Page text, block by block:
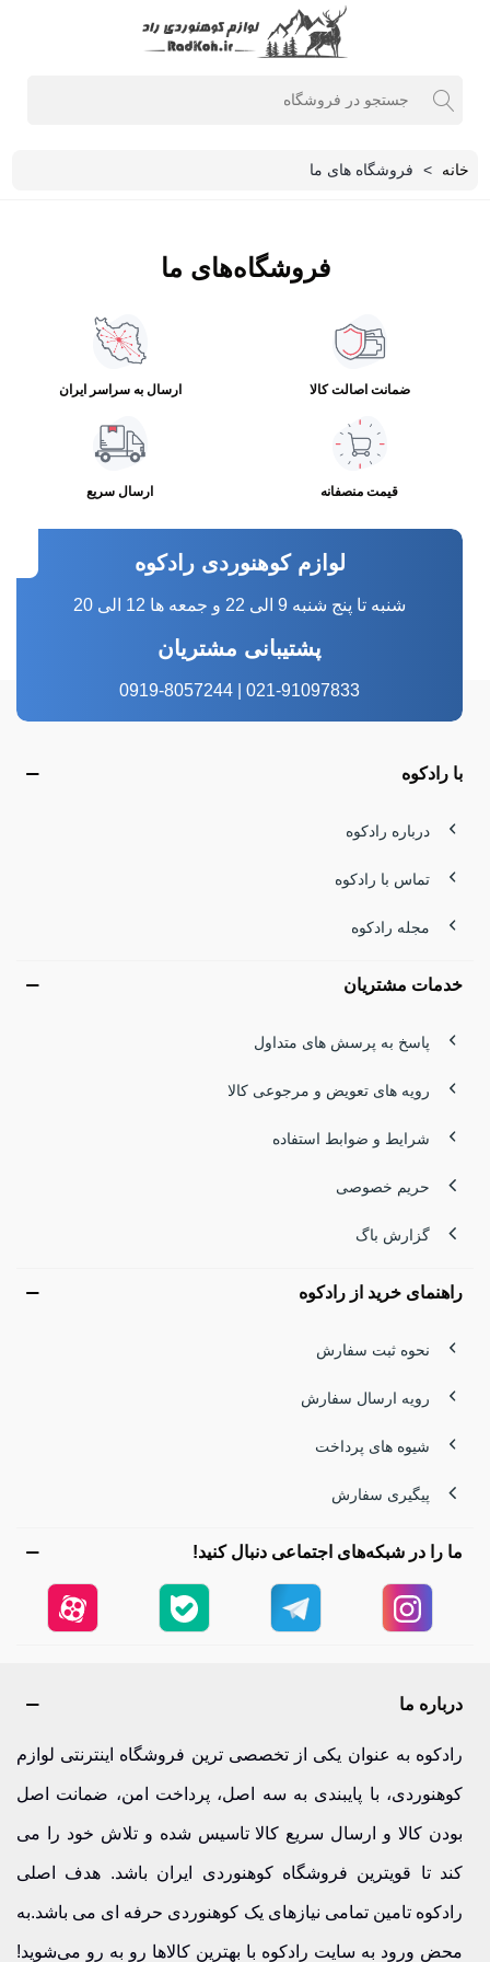
خانه > فروشگاه های ما
فروشگاه‌های ما
ضمانت اصالت کالا ارسال به سراسر ایران
قیمت منصفانه ارسال سریع
لوازم کوهنوردی رادکوه
شنبه تا پنج شنبه 9 الی 22 و جمعه ها 12 الی 20
پشتیبانی مشتریان
021-91097833 | 0919-8057244
با رادکوه
درباره رادکوه
تماس با رادکوه
مجله رادکوه
خدمات مشتریان
پاسخ به پرسش های متداول
رویه های تعویض و مرجوعی کالا
شرایط و ضوابط استفاده
حریم خصوصی
گزارش باگ
راهنمای خرید از رادکوه
نحوه ثبت سفارش
رویه ارسال سفارش
شیوه های پرداخت
پیگیری سفارش
ما را در شبکه‌های اجتماعی دنبال کنید!
درباره ما
رادکوه به عنوان یکی از تخصصی ترین فروشگاه اینترنتی لوازم
کوهنوردی، با پایبندی به سه اصل، پرداخت امن، ضمانت اصل
بودن کالا و ارسال سریع کالا تاسیس شده و تلاش خود را می
کند تا قویترین فروشگاه کوهنوردی ایران باشد. هدف اصلی
رادکوه تامین تمامی نیازهای یک کوهنوردی حرفه ای می باشد.به
محض ورود به سایت رادکوه با بهترین کالاها رو به رو می‌شوید!